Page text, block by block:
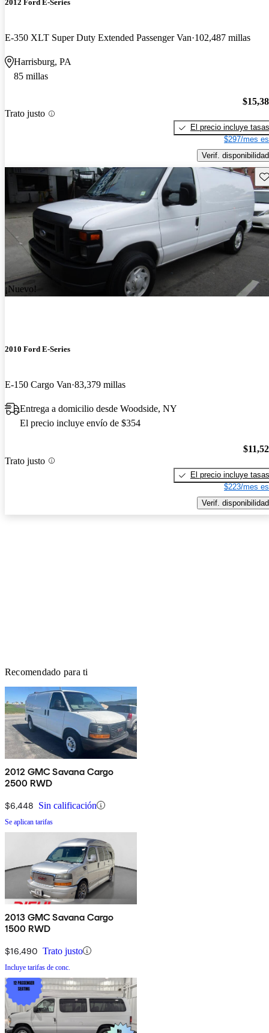
2012 Ford E-Series
E-350 XLT Super Duty Extended Passenger Van 102,487 millas
Harrisburg, PA
85 millas
Trato justo
El precio incluye tasas
$297/mes
Verif. disponibilidad
¡Nuevo!
2010 Ford E-Series
E-150 Cargo Van 83,379 millas
Entrega a domicilio desde Woodside, NY
El precio incluye envío de $354
Trato justo
El precio incluye tasas
$223/mes
Verif. disponibilidad
Recomendado para ti
2012 GMC Savana Cargo
2500 RWD
$6,448 Sin calificación
Se aplican tarifas
2013 GMC Savana Cargo
1500 RWD
$16,490 Trato justo
Incluye tarifas de conc.